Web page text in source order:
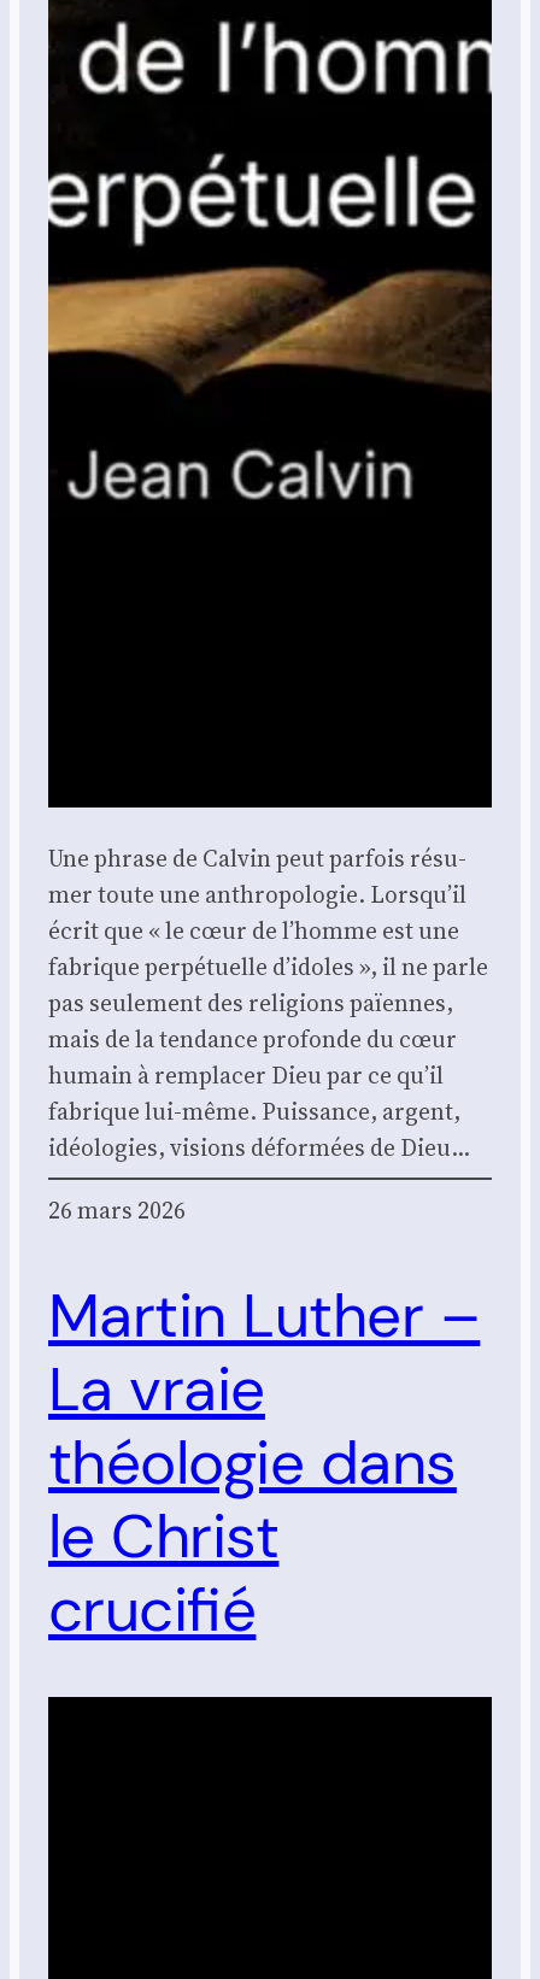
Une phrase de Cal­vin peut par­fois résu­
mer toute une anthro­po­lo­gie. Lorsqu’il
écrit que « le cœur de l’homme est une
fabrique per­pé­tuelle d’idoles », il ne parle
pas seule­ment des reli­gions païennes,
mais de la ten­dance pro­fonde du cœur
humain à rem­pla­cer Dieu par ce qu’il
fabrique lui-même. Puis­sance, argent,
idéo­lo­gies, visions défor­mées de Dieu…
26 mars 2026
Martin Luther –
La vraie
théologie dans
le Christ
crucifié